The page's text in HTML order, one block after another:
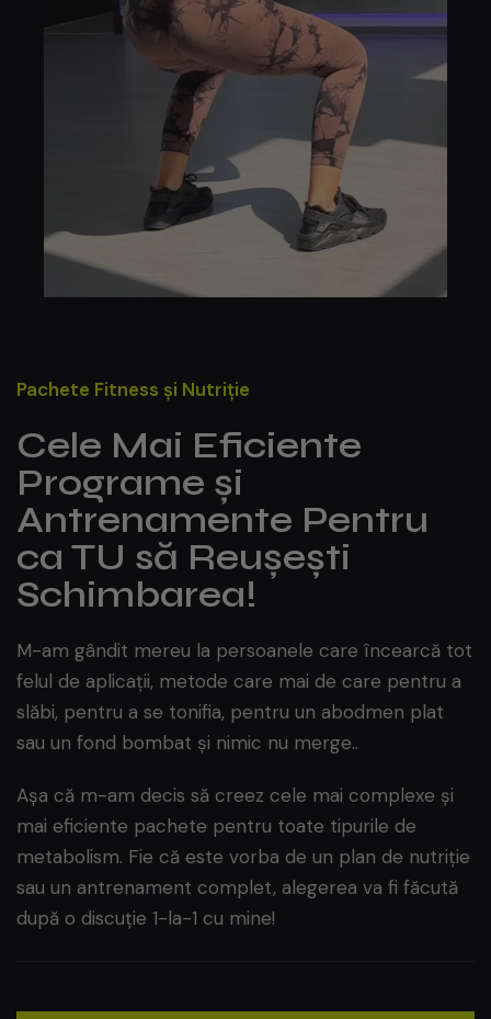
Pachete Fitness și Nutriție
Cele Mai Eficiente
Programe și
Antrenamente Pentru
ca TU să Reușești
Schimbarea!
M-am gândit mereu la persoanele care încearcă tot
felul de aplicații, metode care mai de care pentru a
slăbi, pentru a se tonifia, pentru un abodmen plat
sau un fond bombat și nimic nu merge..
Așa că m-am decis să creez cele mai complexe și
mai eficiente pachete pentru toate tipurile de
metabolism. Fie că este vorba de un plan de nutriție
sau un antrenament complet, alegerea va fi făcută
după o discuție 1-la-1 cu mine!